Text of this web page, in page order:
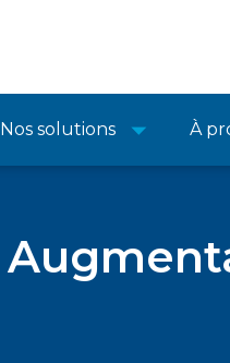
Nos solutions À